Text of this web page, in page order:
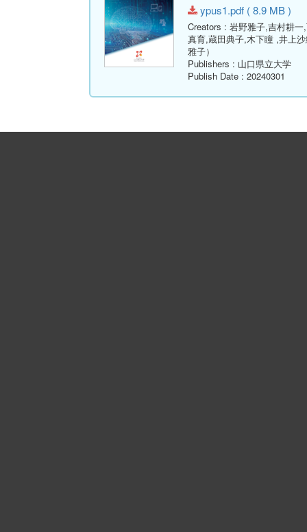
ypus1.pdf ( 8.9 MB )
Creators : 岩野雅子,吉村耕
真育,蔵田典子,木下瞳 ,井上
雅子）
Publishers : 山口県立大学
Publish Date : 20240301